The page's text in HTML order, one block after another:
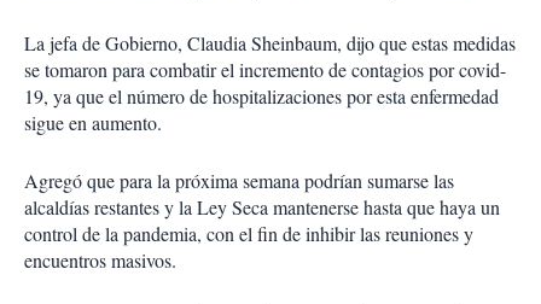
La jefa de Gobierno, Claudia Sheinbaum, dijo que estas medidas
se tomaron para combatir el incremento de contagios por covid-
19, ya que el número de hospitalizaciones por esta enfermedad
sigue en aumento.
Agregó que para la próxima semana podrían sumarse las
alcaldías restantes y la Ley Seca mantenerse hasta que haya un
control de la pandemia, con el fin de inhibir las reuniones y
encuentros masivos.